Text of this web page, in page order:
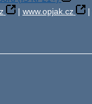
| www.opjak.cz |